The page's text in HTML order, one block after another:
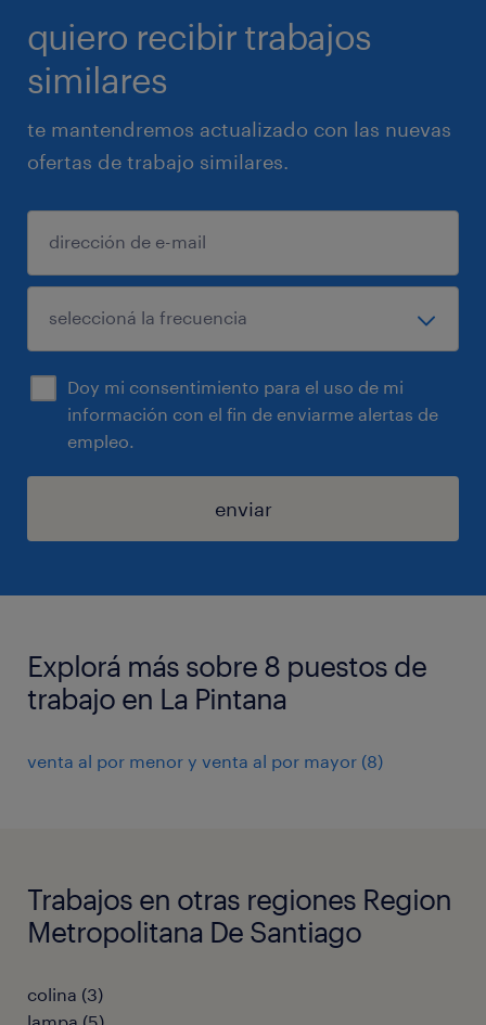
quiero recibir trabajos
similares
te mantendremos actualizado con las nuevas
ofertas de trabajo similares.
Doy mi consentimiento para el uso de mi
información con el fin de enviarme alertas de
empleo.
enviar
Explorá más sobre 8 puestos de
trabajo en La Pintana
venta al por menor y venta al por mayor (8)
Trabajos en otras regiones Region
Metropolitana De Santiago
colina (3)